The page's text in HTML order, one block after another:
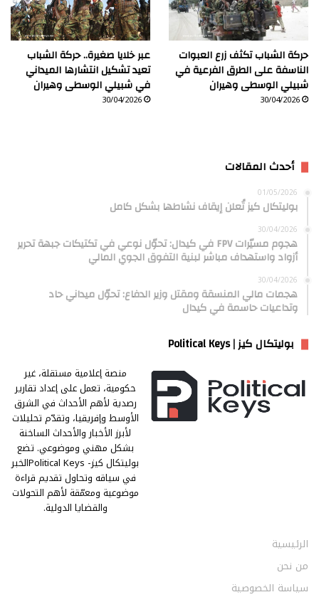
حركة الشباب تكثف زرع العبوات
الناسفة على الطرق الفرعية في
شبيلي الوسطى وهيران
30/04/2026
عبر خلايا صغيرة.. حركة الشباب
تعيد تشكيل انتشارها الميداني
في شبيلي الوسطى وهيران
30/04/2026
أحدث المقالات
01/05/2026
بوليتكال كيز تُعلن إيقاف نشاطها بشكل كامل
30/04/2026
هجوم مسيّرات FPV في كيدال: تحوّل نوعي في تكتيكات جبهة تحرير
أزواد واستهداف مباشر لبنية التفوق الجوي المالي
30/04/2026
هجمات مالي المنسقة ومقتل وزير الدفاع: تحوّل ميداني حاد
وتداعيات حاسمة في كيدال
بوليتكال كيز | Political Keys
منصة إعلامية مستقلة، غير
حكومية، تعمل على إعداد تقارير
رصدية لأهم الأحداث في الشرق
الأوسط وإفريقيا، وتقدّم تحليلات
لأبرز الأخبار والأحداث الساخنة
بشكل مهني وموضوعي. تضع
بوليتكال كيز- Political Keysالخبر
في سياقه وتحاول تقديم قراءة
موضوعية ومعمّقة لأهم التحولات
والقضايا الدولية.
الرئيسية
من نحن
سياسة الخصوصية